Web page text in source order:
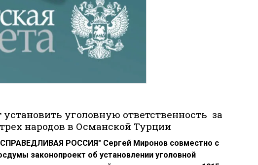
уголовную ответственность за
народов в Османской Турции
РОССИЯ" Сергей Миронов совместно с
законопроект об установлении уголовной